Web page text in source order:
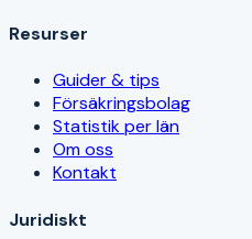
Resurser
Guider & tips
Försäkringsbolag
Statistik per län
Om oss
Kontakt
Juridiskt